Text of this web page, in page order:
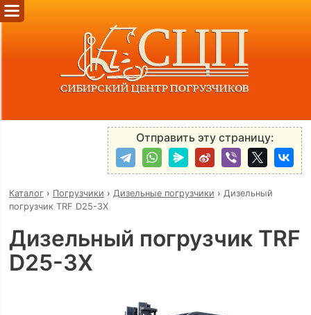
Отправить эту страницу:
Каталог› Погрузчики › Дизельные погрузчики › Дизельный
погрузчик TRF D25-3X
Дизельный погрузчик TRF
D25-3X